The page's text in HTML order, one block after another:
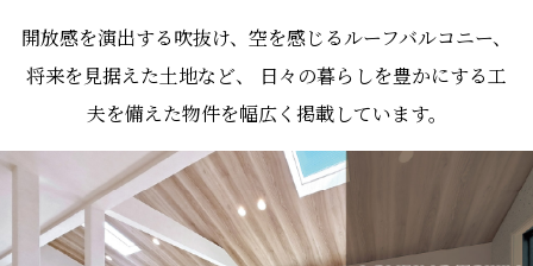
開放感を演出する吹抜け、空を感じるルーフバルコニー、
将来を見据えた土地など、 日々の暮らしを豊かにする工
夫を備えた物件を幅広く掲載しています。